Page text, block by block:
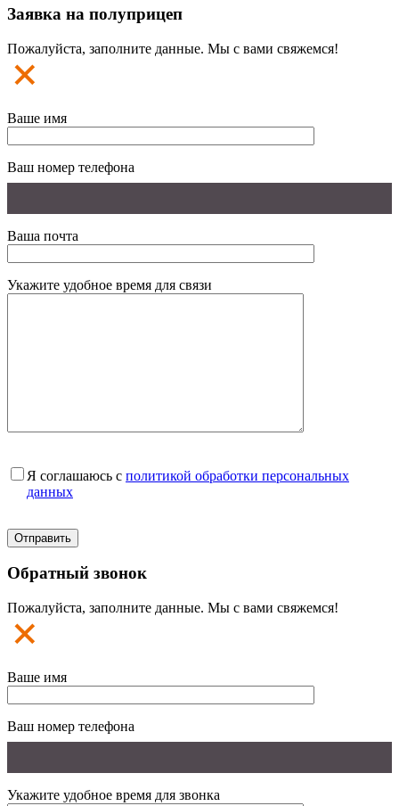
Заявка на полуприцеп
Пожалуйста, заполните данные. Мы с вами свяжемся!
Ваше имя
Ваш номер телефона
Ваша почта
Укажите удобное время для связи
Я соглашаюсь с политикой обработки персональных
данных
Обратный звонок
Пожалуйста, заполните данные. Мы с вами свяжемся!
Ваше имя
Ваш номер телефона
Укажите удобное время для звонка